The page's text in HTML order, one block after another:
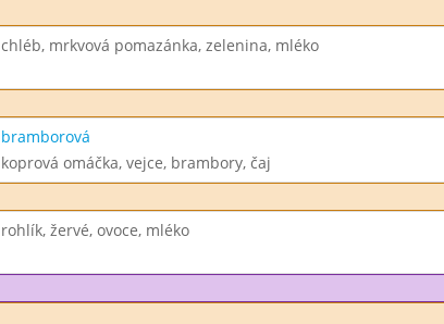
chléb, mrkvová pomazánka, zelenina, mléko
bramborová
koprová omáčka, vejce, brambory, čaj
rohlík, žervé, ovoce, mléko